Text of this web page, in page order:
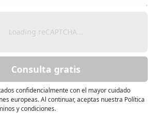
Loading reCAPTCHA...
Consulta gratis
confidencialmente con el mayor cuidado
europeas. Al continuar, aceptas nuestra Política
y condiciones.